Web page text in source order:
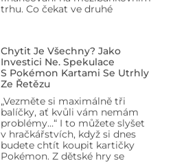
trhu. Co čekat ve druhé
Chytit Je Všechny? Jako
Investici Ne. Spekulace
S Pokémon Kartami Se Utrhly
Ze Řetězu
„Vezměte si maximálně tři
balíčky, ať kvůli vám nemám
problémy…“ I to můžete slyšet
v hračkářstvích, když si dnes
budete chtít koupit kartičky
Pokémon. Z dětské hry se